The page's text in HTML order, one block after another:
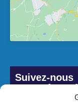
Suivez-nous